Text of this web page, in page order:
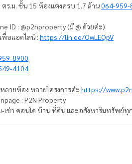
ร.ม. ชั้น 15 ห้องแต่งครบ 1.7 ล้าน064-959-
สนใจติดต่อ Line ID : @p2nproperty (มี @ ด้วยค่ะ)
พื่อแอดไลน์ : https://lin.ee/OwLEQpV
8900
4104
ลายห้อง หลายโครงการค่ะ https://
: P2N Property
-เช่า คอนโด บ้าน ที่ดิน และอสังหาริมทรัพย์ทุ